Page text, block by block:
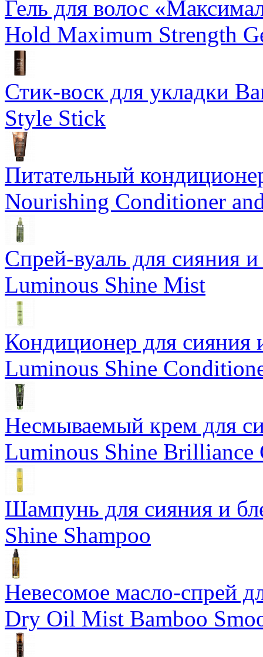
Гель для волос
Hold Maximum Strength
Стик-воск для укладки
Style Stick
Питательный
Nourishing Conditioner
Спрей-вуаль для сияния
Luminous Shine Mist
Кондиционер для сияния
Luminous Shine
Несмываемый крем для
Luminous Shine Brilliance
Шампунь для сияния и
Shine Shampoo
Невесомое масло-спрей
Dry Oil Mist Bamboo